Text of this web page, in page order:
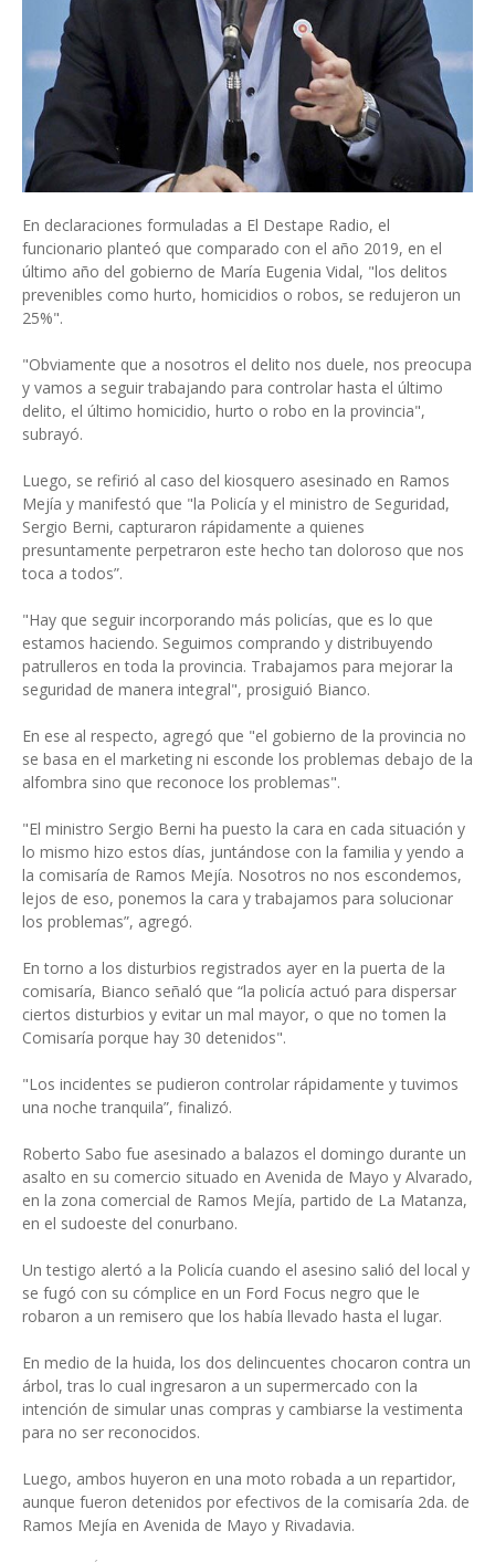
En declaraciones formuladas a El Destape Radio, el
funcionario planteó que comparado con el año 2019, en el
último año del gobierno de María Eugenia Vidal, "los delitos
prevenibles como hurto, homicidios o robos, se redujeron un
25%".
"Obviamente que a nosotros el delito nos duele, nos preocupa
y vamos a seguir trabajando para controlar hasta el último
delito, el último homicidio, hurto o robo en la provincia",
subrayó.
Luego, se refirió al caso del kiosquero asesinado en Ramos
Mejía y manifestó que "la Policía y el ministro de Seguridad,
Sergio Berni, capturaron rápidamente a quienes
presuntamente perpetraron este hecho tan doloroso que nos
toca a todos”.
"Hay que seguir incorporando más policías, que es lo que
estamos haciendo. Seguimos comprando y distribuyendo
patrulleros en toda la provincia. Trabajamos para mejorar la
seguridad de manera integral", prosiguió Bianco.
En ese al respecto, agregó que "el gobierno de la provincia no
se basa en el marketing ni esconde los problemas debajo de la
alfombra sino que reconoce los problemas".
"El ministro Sergio Berni ha puesto la cara en cada situación y
lo mismo hizo estos días, juntándose con la familia y yendo a
la comisaría de Ramos Mejía. Nosotros no nos escondemos,
lejos de eso, ponemos la cara y trabajamos para solucionar
los problemas”, agregó.
En torno a los disturbios registrados ayer en la puerta de la
comisaría, Bianco señaló que “la policía actuó para dispersar
ciertos disturbios y evitar un mal mayor, o que no tomen la
Comisaría porque hay 30 detenidos".
"Los incidentes se pudieron controlar rápidamente y tuvimos
una noche tranquila”, finalizó.
Roberto Sabo fue asesinado a balazos el domingo durante un
asalto en su comercio situado en Avenida de Mayo y Alvarado,
en la zona comercial de Ramos Mejía, partido de La Matanza,
en el sudoeste del conurbano.
Un testigo alertó a la Policía cuando el asesino salió del local y
se fugó con su cómplice en un Ford Focus negro que le
robaron a un remisero que los había llevado hasta el lugar.
En medio de la huida, los dos delincuentes chocaron contra un
árbol, tras lo cual ingresaron a un supermercado con la
intención de simular unas compras y cambiarse la vestimenta
para no ser reconocidos.
Luego, ambos huyeron en una moto robada a un repartidor,
aunque fueron detenidos por efectivos de la comisaría 2da. de
Ramos Mejía en Avenida de Mayo y Rivadavia.